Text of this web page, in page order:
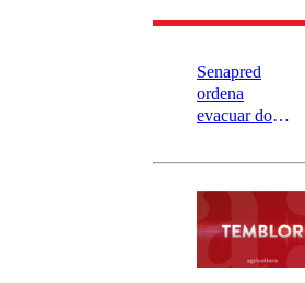
Senapred
ordena
evacuar dos
Carahue por
río Damas:
activa
mensajería
SAE